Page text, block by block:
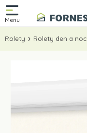
Rolety Rolety den a noc